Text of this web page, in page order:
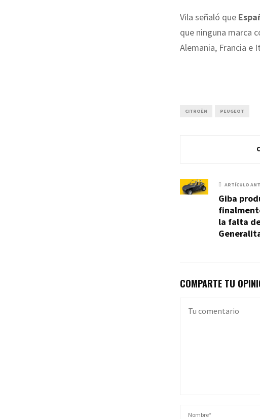
Vila señaló que
que ninguna marca
Alemania, Francia e
CITROËN PEUGEOT
ARTÍCULO
Giba
la falta
COMPARTE TU